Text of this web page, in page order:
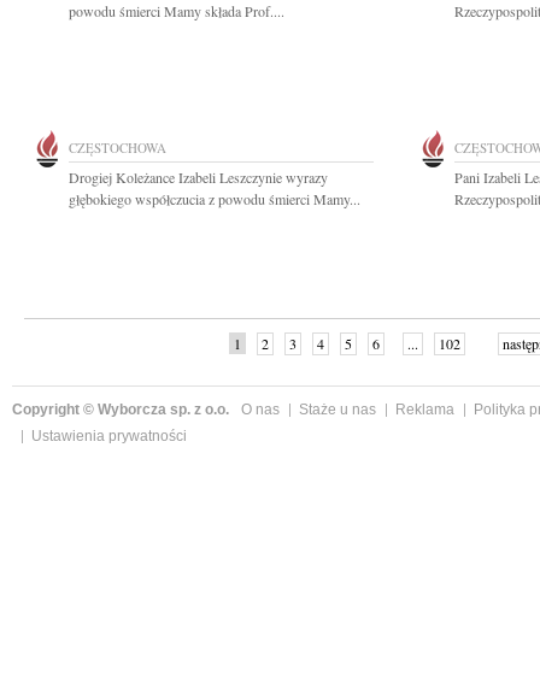
powodu śmierci Mamy składa Prof....
CZĘSTOCHOWA
Drogiej Koleżance Izabeli Leszczynie wyrazy
głębokiego współczucia z powodu śmierci Mamy...
Pani Izabeli
1 2 3 4 5 6 ... 102
Copyright © Wyborcza sp. z o.o. O nas Staże u nas Reklama
Polityka
Ustawienia prywatności